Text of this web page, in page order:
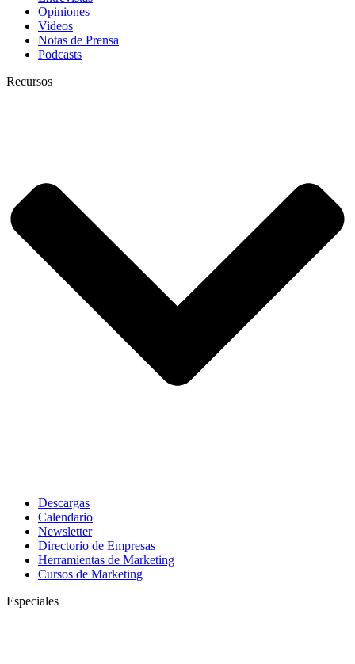
Opiniones
Videos
Notas de Prensa
Podcasts
Recursos
Descargas
Calendario
Newsletter
Directorio de Empresas
Herramientas de Marketing
Cursos de Marketing
Especiales